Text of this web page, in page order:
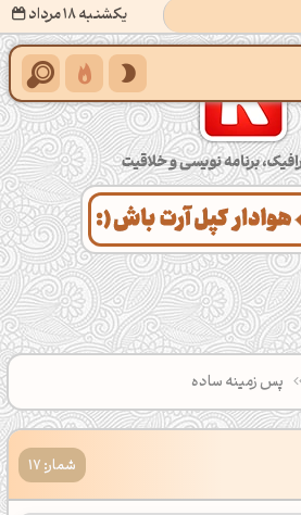
یکشنبه 18 مرداد
کپل‌آرت؛ گرافیک، برنامه‌نویسی و خلاقیت
پس زمینه ساده
شمار: 17